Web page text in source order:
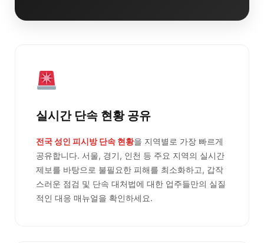
실시간 단속 현황 공유
전국 성인 피시방 단속 현황을 지역별로 가장 빠르게
공유합니다. 서울, 경기, 인천 등 주요 지역의 실시간
제보를 바탕으로 불필요한 피해를 최소화하고, 갑작
스러운 점검 및 단속 대처법에 대한 업주들만의 실질
적인 대응 매뉴얼을 확인하세요.